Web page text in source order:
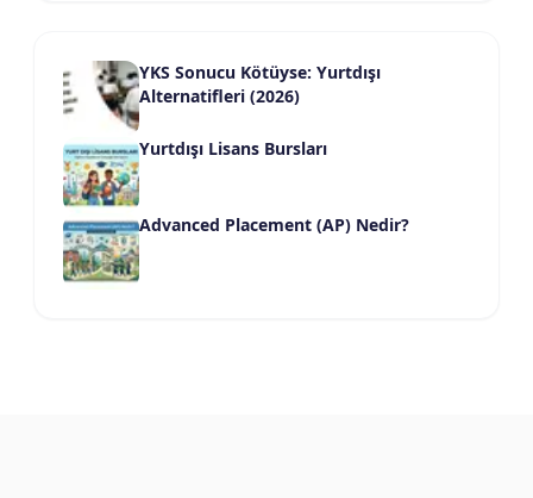
YKS Sonucu Kötüyse: Yurtdışı
Alternatifleri (2026)
Yurtdışı Lisans Bursları
Advanced Placement (AP) Nedir?